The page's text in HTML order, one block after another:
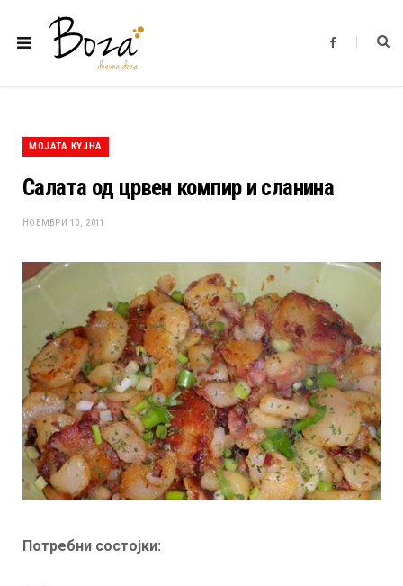
F
b
МОЈАТА КУЈНА
Салата од црвен компир и сланина
НОЕМВРИ 10, 2011
Потребни состојки: